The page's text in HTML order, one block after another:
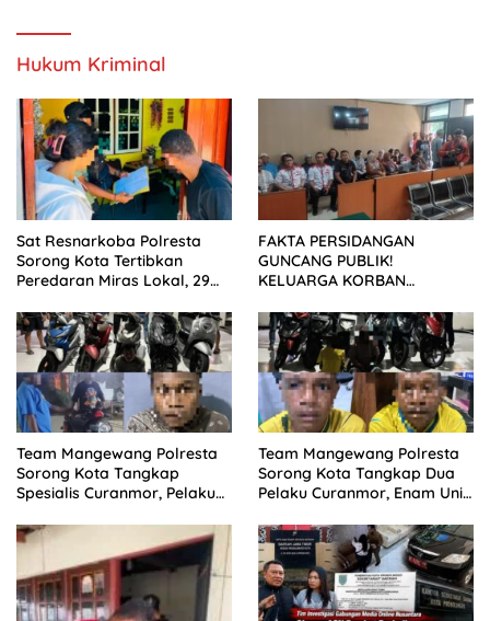
Hukum Kriminal
Sat Resnarkoba Polresta
Sorong Kota Tertibkan
Peredaran Miras Lokal, 29
FAKTA PERSIDANGAN
GUNCANG PUBLIK!
KELUARGA KORBAN
SETELAH SIDANG TUNTUTAN
DITUNDA
Team Mangewang Polresta
Sorong Kota Tangkap
Spesialis Curanmor, Pelaku
Team Mangewang Polresta
Sorong Kota Tangkap Dua
Pelaku Curanmor, Enam Unit